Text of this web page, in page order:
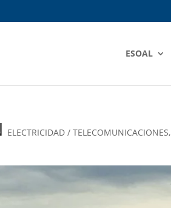
ESOAL
ELECTRICIDAD / TELECOMUNICACIONES,